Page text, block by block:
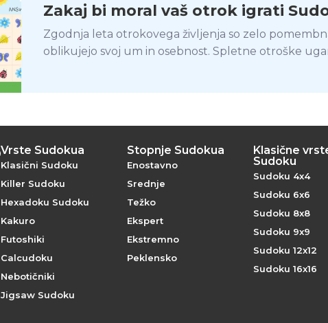
Zakaj bi moral vaš otrok igrati
spletu
Zgodnja leta otrokovega življenja so zelo
oblikujejo svoj um in osebnost. Spletne otroške
Vrste Sudokua
Klasični Sudoku
Killer Sudoku
Hexadoku Sudoku
Kakuro
Futoshiki
Calcudoku
Nebotičniki
Jigsaw Sudoku
Stopnje Sudokua
Enostavno
Srednje
Težko
Ekspert
Ekstremno
Peklensko
Klasične
Sudoku
Sudoku 4x4
Sudoku 6x6
Sudoku 8x8
Sudoku 9x9
Sudoku 12x12
Sudoku 16x16